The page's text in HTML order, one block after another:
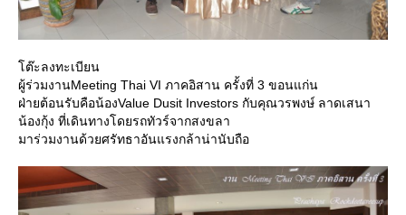
ต๊ะลงทะเบียน
ผู้ร่วมงานMeeting Thai VI ภาคอิสาน ครั้งที่ 3 ขอนแก่น
ฝ่ายต้อนรับคือน้องValue Dusit Investors กับคุณวรพงษ์ ลาดเสนา
น้องกุ้ง ที่เดินทางโดยรถทัวร์จากสงขลา
มาร่วมงานด้วยศรัทธาอันแรงกล้าน่านับถือ